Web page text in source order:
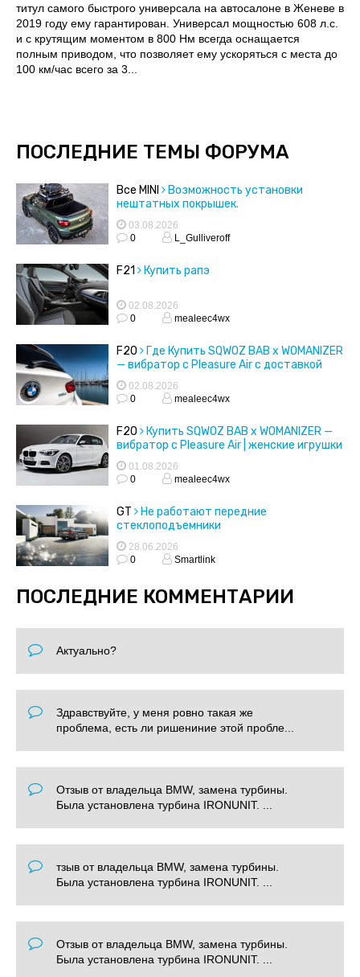
титул самого быстрого универсала на автосалоне в Женеве в
2019 году ему гарантирован. Универсал мощностью 608 л.с.
и с крутящим моментом в 800 Нм всегда оснащается
полным приводом, что позволяет ему ускоряться с места до
100 км/час всего за 3...
ПОСЛЕДНИЕ ТЕМЫ ФОРУМА
Все MINI
Возможность установки
нештатных покрышек.
03.08.2026
0
L_Gulliveroff
F21 Купить рапэ
02.08.2026
0
mealeec4wx
F20
Где Купить SQWOZ BAB x WOMANIZER
— вибратор с Pleasure Air с доставкой
02.08.2026
0
mealeec4wx
F20
Купить SQWOZ BAB x WOMANIZER —
вибратор с Pleasure Air | женские игрушки
01.08.2026
0
mealeec4wx
GT
Не работают передние
стеклоподъемники
28.06.2026
0
Smartlink
ПОСЛЕДНИЕ КОММЕНТАРИИ
Актуально?
Здравствуйте, у меня ровно такая же
проблема, есть ли ришениние этой пробле...
Отзыв от владельца BMW, замена турбины.
Была установлена турбина IRONUNIT. ...
тзыв от владельца BMW, замена турбины.
Была установлена турбина IRONUNIT. ...
Отзыв от владельца BMW, замена турбины.
Была установлена турбина IRONUNIT. ...